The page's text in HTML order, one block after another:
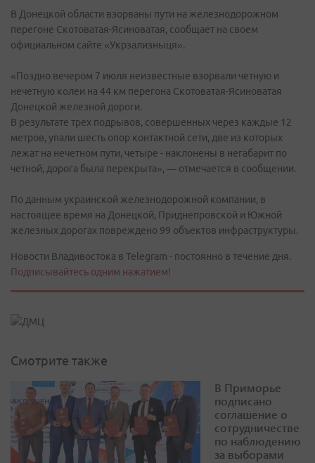
В Донецкой области взорваны пути на железнодорожном
перегоне Скотоватая-Ясиноватая, сообщает на своем
официальном сайте «Укрзализныця».
«Поздно вечером 7 июля неизвестные взорвали четную и
нечетную колеи на 44 км перегона Скотоватая-Ясиноватая
Донецкой железной дороги.
В результате трех подрывов, совершенных через каждые 12
метров, упали шесть опор контактной сети, две из которых
лежат на нечетном пути, четыре - наклонены в негабарит по
четной, дорога была перекрыта», — отмечается в сообщении.
По данным украинской железнодорожной компании, в
настоящее время на Донецкой, Приднепровской и Южной
железных дорогах повреждено 99 объектов инфраструктуры.
Новости Владивостока в Telegram - постоянно в течение дня.
Подписывайтесь одним нажатием!
Смотрите также
В Приморье
подписано
соглашение о
сотрудничестве
по наблюдению
за выборами